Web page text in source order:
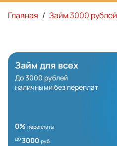
Главная / Займ 3000 рублей
Займ для всех
До 3000 рублей
наличными без переплат
0% переплаты
до3000 руб.